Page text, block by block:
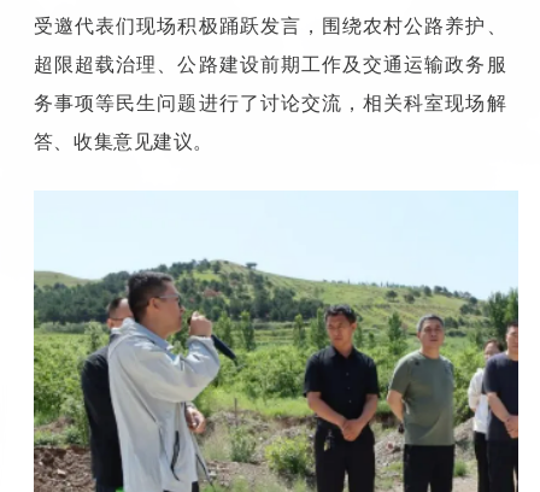
受邀代表们现场积极踊跃发言，围绕农村公路养护、
超限超载治理、公路建设前期工作及交通运输政务服
务事项等民生问题进行了讨论交流，相关科室现场解
答、收集意见建议。